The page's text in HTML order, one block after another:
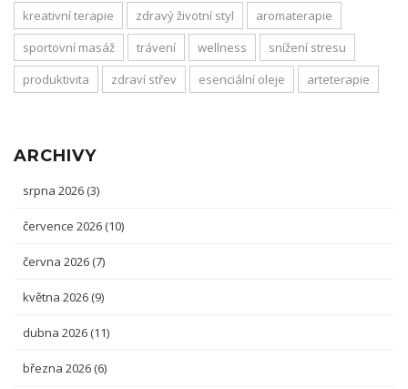
kreativní terapie
zdravý životní styl
aromaterapie
sportovní masáž
trávení wellness
snížení stresu
produktivita
zdraví střev esenciální oleje arteterapie
ARCHIVY
srpna 2026 (3)
července 2026 (10)
června 2026 (7)
května 2026 (9)
dubna 2026 (11)
března 2026 (6)